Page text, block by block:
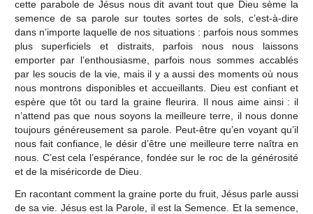
cette parabole de Jésus nous dit avant tout que Dieu sème la
semence de sa parole sur toutes sortes de sols, c’est-à-dire
dans n’importe laquelle de nos situations : parfois nous sommes
plus superficiels et distraits, parfois nous nous laissons
emporter par l’enthousiasme, parfois nous sommes accablés
par les soucis de la vie, mais il y a aussi des moments où nous
nous montrons disponibles et accueillants. Dieu est confiant et
espère que tôt ou tard la graine fleurira. Il nous aime ainsi : il
n’attend pas que nous soyons la meilleure terre, il nous donne
toujours généreusement sa parole. Peut-être qu’en voyant qu’il
nous fait confiance, le désir d’être une meilleure terre naîtra en
nous. C’est cela l’espérance, fondée sur le roc de la générosité
et de la miséricorde de Dieu.
En racontant comment la graine porte du fruit, Jésus parle aussi
de sa vie. Jésus est la Parole, il est la Semence. Et la semence,